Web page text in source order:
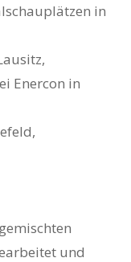
in
Enercon in
und